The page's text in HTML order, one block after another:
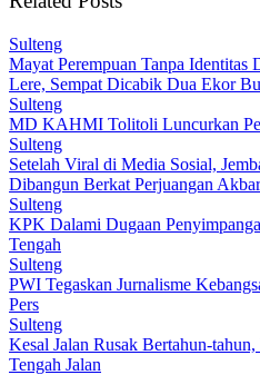
Sulteng
Mayat Perempuan Tanpa Identitas
Lere, Sempat Dicabik Dua Ekor
Sulteng
MD KAHMI Tolitoli Luncurkan
Sulteng
Setelah Viral di Media Sosial,
Dibangun Berkat Perjuangan
Sulteng
KPK Dalami Dugaan
Tengah
Sulteng
PWI Tegaskan Jurnalisme
Pers
Sulteng
Kesal Jalan Rusak Bertahun-
Tengah Jalan